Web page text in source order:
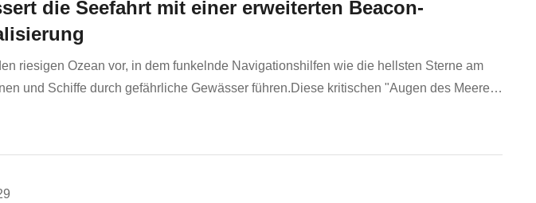
die Seefahrt mit einer erweiterten Beacon-
riesigen Ozean vor, in dem funkelnde Navigationshilfen wie die hellsten Sterne am
und Schiffe durch gefährliche Gewässer führen.Diese kritischen "Augen des Meeres"